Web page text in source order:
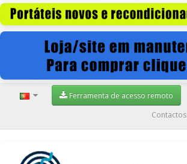
Ferramenta de acesso remoto
Contactos